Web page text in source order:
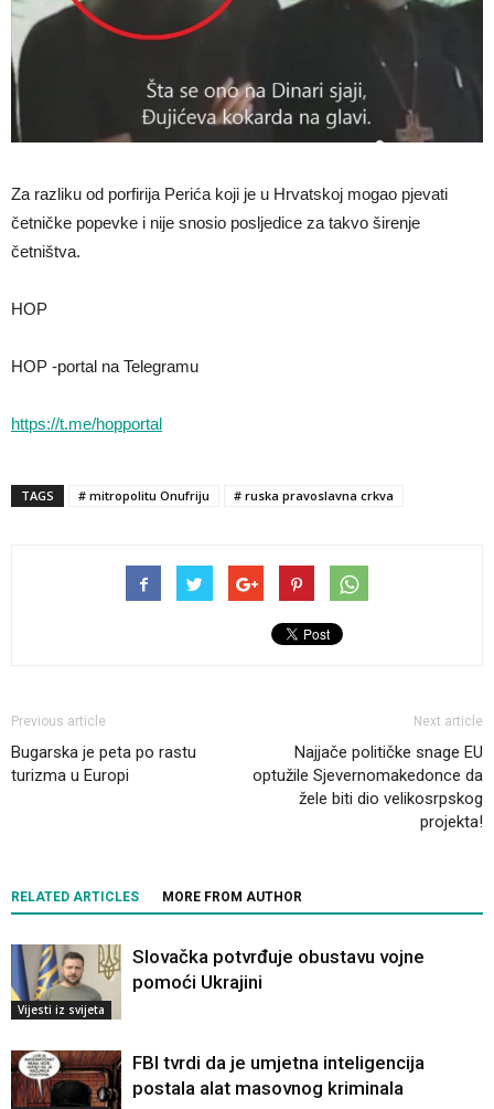
Za razliku od porfirija Perića koji je u Hrvatskoj mogao pjevati
četničke popevke i nije snosio posljedice za takvo širenje
četništva.
HOP
HOP -portal na Telegramu
https://t.me/hopportal
TAGS # mitropolitu Onufriju # ruska pravoslavna crkva
Previous article
Bugarska je peta po rastu
turizma u Europi
Next article
Najjače političke snage EU
optužile Sjevernomakedonce da
žele biti dio velikosrpskog
projekta!
RELATED ARTICLES MORE FROM AUTHOR
Vijesti iz svijeta
Slovačka potvrđuje obustavu vojne
pomoći Ukrajini
FBI tvrdi da je umjetna inteligencija
postala alat masovnog kriminala